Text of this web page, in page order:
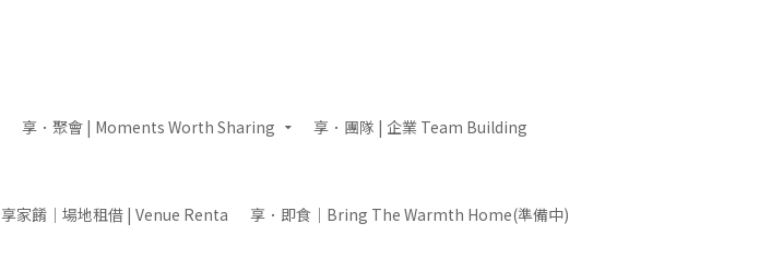
享．聚會 | Moments Worth Sharing 享．團隊 | 企業 Team Building
享家餚｜場地租借 | Venue Renta 享．即食｜Bring The Warmth Home(準備中)